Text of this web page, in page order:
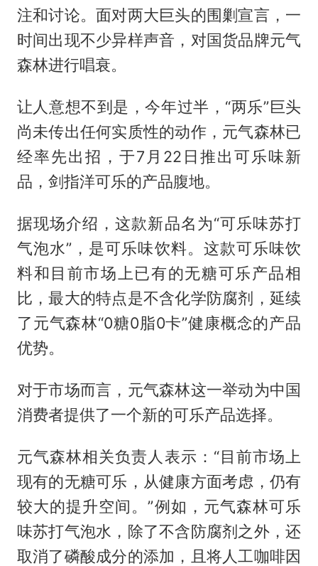
注和讨论。面对两大巨头的围剿宣言，一
时间出现不少异样声音，对国货品牌元气
森林进行唱衰。
让人意想不到是，今年过半，“两乐”巨头
尚未传出任何实质性的动作，元气森林已
经率先出招，于7月22日推出可乐味新
品，剑指洋可乐的产品腹地。
据现场介绍，这款新品名为“可乐味苏打
气泡水”，是可乐味饮料。这款可乐味饮
料和目前市场上已有的无糖可乐产品相
比，最大的特点是不含化学防腐剂，延续
了元气森林“0糖0脂0卡”健康概念的产品
优势。
对于市场而言，元气森林这一举动为中国
消费者提供了一个新的可乐产品选择。
元气森林相关负责人表示：“目前市场上
现有的无糖可乐，从健康方面考虑，仍有
较大的提升空间。”例如，元气森林可乐
味苏打气泡水，除了不含防腐剂之外，还
取消了磷酸成分的添加，且将人工咖啡因